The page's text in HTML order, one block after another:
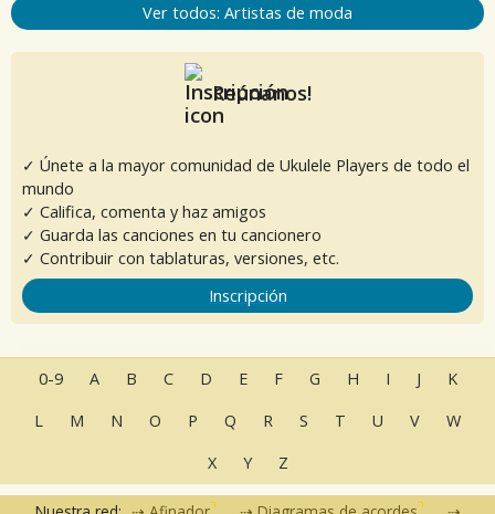
Ver todos: Artistas de moda
Reúnanos!
✓ Únete a la mayor comunidad de Ukulele Players de todo el
mundo
✓ Califica, comenta y haz amigos
✓ Guarda las canciones en tu cancionero
✓ Contribuir con tablaturas, versiones, etc.
Inscripción
0-9 A B C D E F G H I J
K
L
M N O P Q R S T U V
W
X
Y Z